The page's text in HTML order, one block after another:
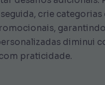
crie
diminui
praticidade.